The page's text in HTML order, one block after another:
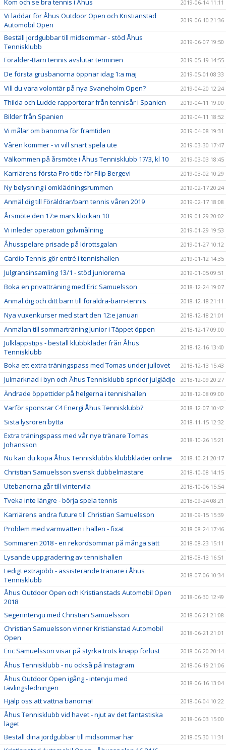
Kom och se bra tennis i Åhus 2019-06-14 11:11
Vi laddar för Åhus Outdoor Open och Kristianstad
Automobil Open
2019-06-10 21:36
Beställ jordgubbar till midsommar - stöd Åhus
Tennisklubb
2019-06-07 19:50
Förälder-Barn tennis avslutar terminen 2019-05-19 14:55
De första grusbanorna öppnar idag 1:a maj 2019-05-01 08:33
Vill du vara volontär på nya Svaneholm Open? 2019-04-20 12:24
Thilda och Ludde rapporterar från tennisår i Spanien 2019-04-11 19:00
Bilder från Spanien 2019-04-11 18:52
Vi målar om banorna för framtiden 2019-04-08 19:31
Våren kommer - vi vill snart spela ute 2019-03-30 17:47
Välkommen på årsmöte i Åhus Tennisklubb 17/3, kl 10 2019-03-03 18:45
Karriärens första Pro-title för Filip Bergevi 2019-03-02 10:29
Ny belysning i omklädningsrummen 2019-02-17 20:24
Anmäl dig till Föräldrar/barn tennis våren 2019 2019-02-17 18:08
Årsmöte den 17:e mars klockan 10 2019-01-29 20:02
Vi inleder operation golvmålning 2019-01-29 19:53
Åhusspelare prisade på Idrottsgalan 2019-01-27 10:12
Cardio Tennis gör entré i tennishallen 2019-01-12 14:35
Julgransinsamling 13/1 - stöd juniorerna 2019-01-05 09:51
Boka en privatträning med Eric Samuelsson 2018-12-24 19:07
Anmäl dig och ditt barn till föräldra-barn-tennis 2018-12-18 21:11
Nya vuxenkurser med start den 12:e januari 2018-12-18 21:01
Anmälan till sommarträning Junior i Täppet öppen 2018-12-17 09:00
Julklappstips - beställ klubbkläder från Åhus
Tennisklubb
2018-12-16 13:40
Boka ett extra träningspass med Tomas under jullovet 2018-12-13 15:43
Julmarknad i byn och Åhus Tennisklubb sprider julglädje 2018-12-09 20:27
Ändrade öppettider på helgerna i tennishallen 2018-12-08 09:00
Varför sponsrar C4 Energi Åhus Tennisklubb? 2018-12-07 10:42
Sista lysrören bytta 2018-11-15 12:32
Extra träningspass med vår nye tränare Tomas
Johansson
2018-10-26 15:21
Nu kan du köpa Åhus Tennisklubbs klubbkläder online 2018-10-21 20:17
Christian Samuelsson svensk dubbelmästare 2018-10-08 14:15
Utebanorna går till vintervila 2018-10-06 15:54
Tveka inte längre - börja spela tennis 2018-09-24 08:21
Karriärens andra future till Christian Samuelsson 2018-09-15 15:39
Problem med varmvatten i hallen - fixat 2018-08-24 17:46
Sommaren 2018 - en rekordsommar på många sätt 2018-08-23 15:11
Lysande uppgradering av tennishallen 2018-08-13 16:51
Ledigt extrajobb - assisterande tränare i Åhus
Tennisklubb
2018-07-06 10:34
Åhus Outdoor Open och Kristianstads Automobil Open
2018
2018-06-30 12:49
Segerintervju med Christian Samuelsson 2018-06-21 21:08
Christian Samuelsson vinner Kristianstad Automobil
Open
2018-06-21 21:01
Eric Samuelsson visar på styrka trots knapp förlust 2018-06-20 20:14
Åhus Tennisklubb - nu också på Instagram 2018-06-19 21:06
Åhus Outdoor Open igång - intervju med
tävlingsledningen
2018-06-16 13:04
Hjälp oss att vattna banorna! 2018-06-04 10:22
Åhus Tennisklubb vid havet - njut av det fantastiska
läget
2018-06-03 15:00
Beställ dina jordgubbar till midsommar här 2018-05-30 11:31